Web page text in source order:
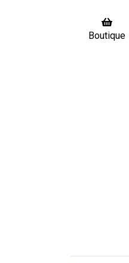
Boutique